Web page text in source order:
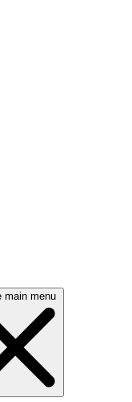
main menu